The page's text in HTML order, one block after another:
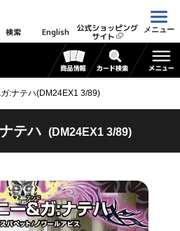
検索 English 公式ショッピング
サイト
メニュー
:ナテハ(DM24EX1 3/89)
テハ (DM24EX1 3/89)